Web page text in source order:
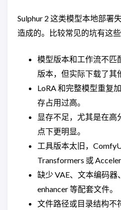
Sulphur 2 这类模型本地部署
造成的。比较常见的坑有这些
模型版本和工作流不匹
版本，但实际下载了其
LoRA 和完整模型重复
存占用过高。
显存不足，尤其是在高
点下更明显。
工具版本太旧，
Transformers 或
缺少 VAE、文本编码
enhancer 等配套文件。
文件路径或目录结构不